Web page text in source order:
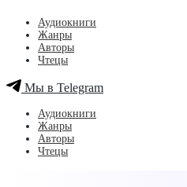
Аудиокниги
Жанры
Авторы
Чтецы
Мы в Telegram
Аудиокниги
Жанры
Авторы
Чтецы